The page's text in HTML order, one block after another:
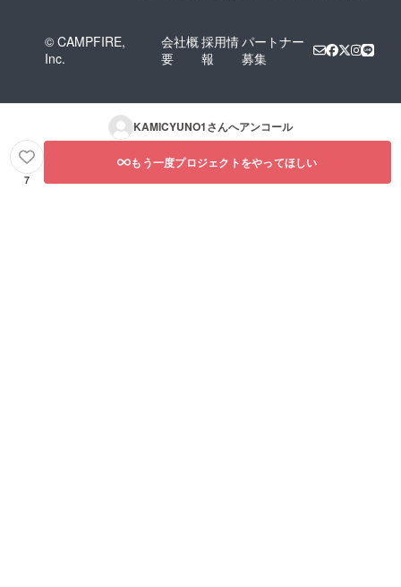
© CAMPFIRE,
Inc.
会社概
要
採用情
報
パートナー
募集
KAMICYUNO1さんへアンコール
7
もう一度プロジェクトをやってほしい